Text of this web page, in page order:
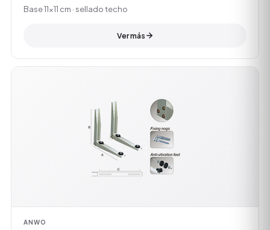
Base 11×11 cm · sellado techo
Ver más
ANWO